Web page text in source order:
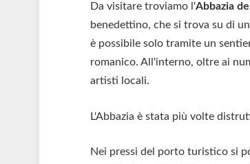
Da visitare troviamo l'Abbazia
benedettino, che si trova su di
è possibile solo tramite un
romanico. All'interno, oltre ai
artisti locali.
L'Abbazia è stata più volte
Nei pressi del porto turistico si